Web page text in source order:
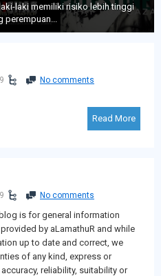
laki memiliki risiko lebih tinggi
No comments
Read More
No comments
is for general information
by aLamathuR and while
up to date and correct, we
of any kind, express or
reliability, suitability or